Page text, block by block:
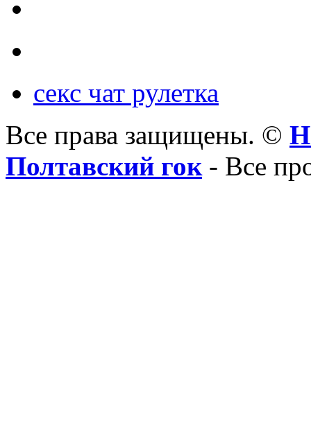
секс чат рулетка
Все права защищены. ©
Полтавский гок- Все